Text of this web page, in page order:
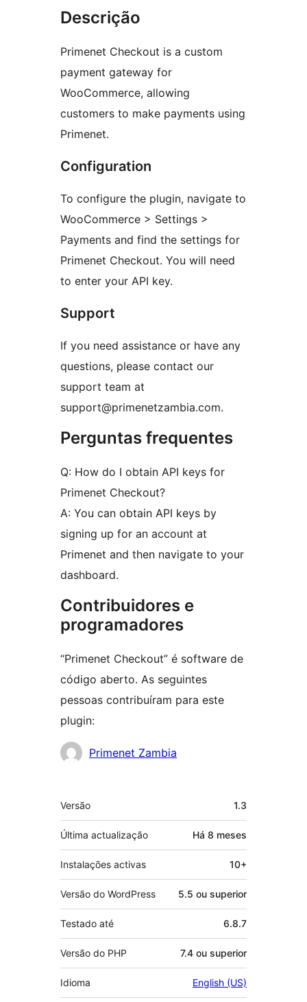
Descrição
Primenet Checkout is a custom
payment gateway for
WooCommerce, allowing
customers to make payments using
Primenet.
Configuration
To configure the plugin, navigate to
WooCommerce > Settings >
Payments and find the settings for
Primenet Checkout. You will need
to enter your API key.
Support
If you need assistance or have any
questions, please contact our
support team at
support@primenetzambia.com.
Perguntas frequentes
Q: How do I obtain API keys for
Primenet Checkout?
A: You can obtain API keys by
signing up for an account at
Primenet and then navigate to your
dashboard.
Contribuidores e
programadores
“Primenet Checkout” é software de
código aberto. As seguintes
pessoas contribuíram para este
plugin:
Contribuidores
Primenet Zambia
Metadados
Versão 1.3
Última actualização Há 8 meses
Instalações activas 10+
Versão do WordPress 5.5 ou superior
Testado até 6.8.7
Versão do PHP 7.4 ou superior
Idioma English (US)